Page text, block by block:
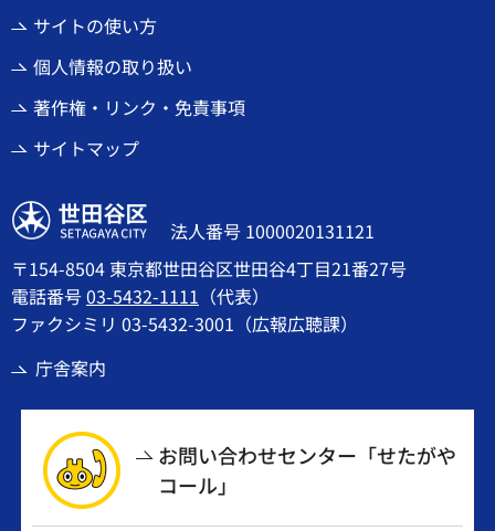
サイトの使い方
個人情報の取り扱い
著作権・リンク・免責事項
サイトマップ
世田谷区
法人番号 1000020131121
〒154-8504 東京都世田谷区世田谷4丁目21番27号
電話番号03-5432-1111 （代表）
ファクシミリ 03-5432-3001（広報広聴課）
庁舎案内
お問い合わせセンター「せたがや
コール」